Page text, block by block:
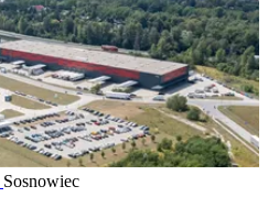
Sosnowiec